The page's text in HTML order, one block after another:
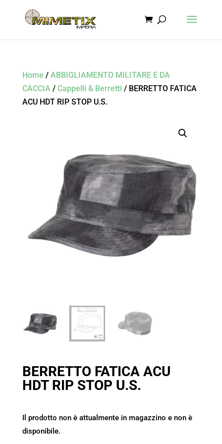
Home / ABBIGLIAMENTO MILITARE E DA
CACCIA/ Cappelli & Berretti / BERRETTO FATICA
ACU HDT RIP STOP U.S.
BERRETTO FATICA ACU
HDT RIP STOP U.S.
Il prodotto non è attualmente in magazzino e non è
disponibile.